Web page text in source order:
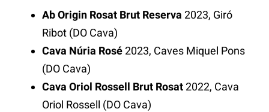
Ab Origin Rosat Brut Reserva 2023, Giró
Ribot (DO Cava)
Cava Núria Rosé2023, Caves Miquel Pons
(DO Cava)
Cava Oriol Rossell Brut Rosat2022, Cava
Oriol Rossell (DO Cava)